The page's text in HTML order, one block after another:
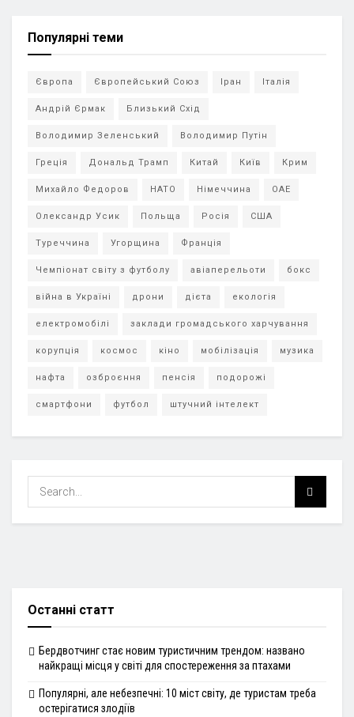
Популярні теми
Європа Європейський Союз Іран Італія
Андрій Єрмак Близький Схід
Володимир Зеленський Володимир Путін
Греція Дональд Трамп Китай Київ Крим
Михайло Федоров НАТО Німеччина ОАЕ
Олександр Усик Польща Росія США
Туреччина Угорщина Франція
Чемпіонат світу з футболу авіаперельоти бокс
війна в Україні дрони дієта екологія
електромобілі заклади громадського харчування
корупція космос кіно мобілізація музика
нафта озброєння пенсія подорожі
смартфони футбол штучний інтелект
Останні статт
Бердвотчинг стає новим туристичним трендом: названо
найкращі місця у світі для спостереження за птахами
Популярні, але небезпечні: 10 міст світу, де туристам треба
остерігатися злодіїв